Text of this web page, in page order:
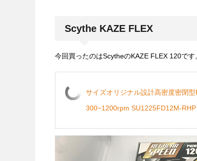
Scythe KAZE FLEX
今回買ったのはScytheのKAZE FLEX 120です
サイズオリジナル設計高密度密閉
300~1200rpm SU1225FD12M-RHP